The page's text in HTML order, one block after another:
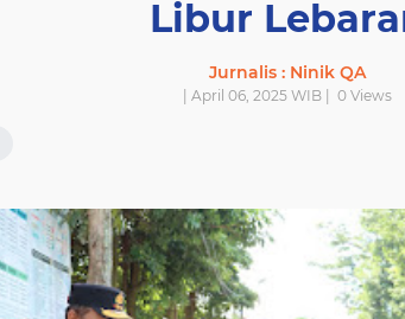
Libur
Jurnalis : Ninik QA
| April 06, 2025 WIB | 0 Views